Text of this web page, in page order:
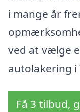
i mange år
ved at vælge
autolakering i
Få 3 tilbud,